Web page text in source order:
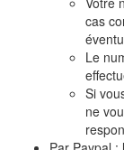
cas
Le
Si
ne